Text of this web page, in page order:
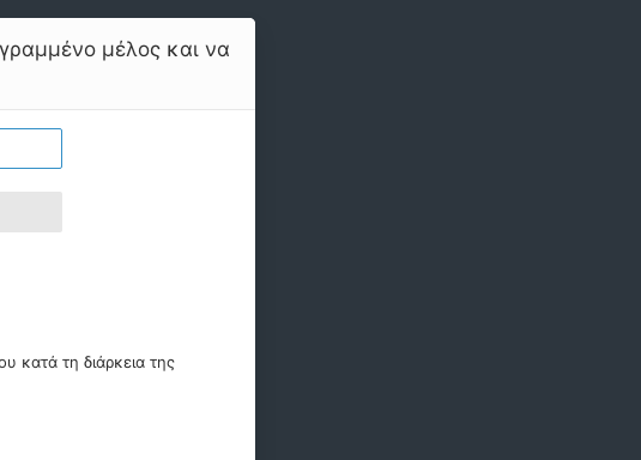
μέλος και να
κατά τη διάρκεια της